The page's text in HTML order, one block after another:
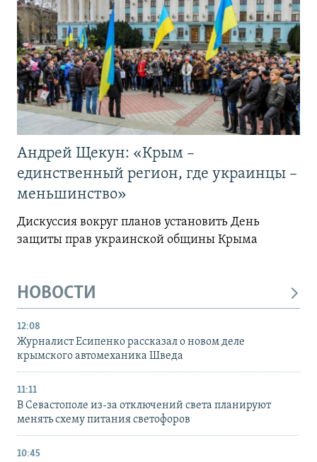
Андрей Щекун: «Крым –
единственный регион, где украинцы –
меньшинство»
Дискуссия вокруг планов установить День
защиты прав украинской общины Крыма
НОВОСТИ
12:08
Журналист Есипенко рассказал о новом деле
крымского автомеханика Шведа
11:11
В Севастополе из-за отключений света планируют
менять схему питания светофоров
10:45